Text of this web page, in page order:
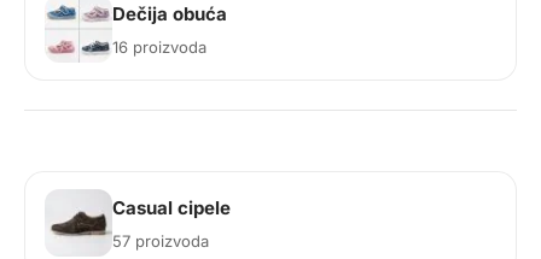
Dečija obuća
16 proizvoda
Casual cipele
57 proizvoda